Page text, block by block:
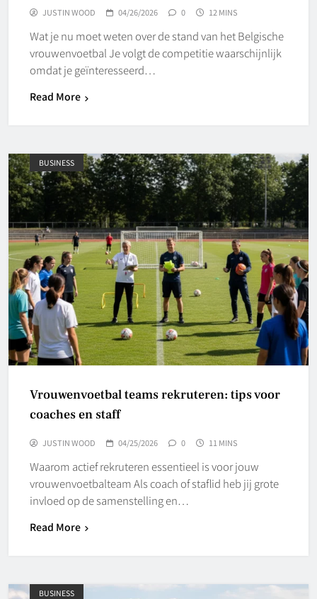
JUSTIN WOOD 04/26/2026 0 12 MINS
Wat je nu moet weten over de stand van het Belgische
vrouwenvoetbal Je volgt de competitie waarschijnlijk
omdat je geïnteresseerd…
Read More
BUSINESS
Vrouwenvoetbal teams rekruteren: tips voor
coaches en staff
JUSTIN WOOD 04/25/2026 0 11 MINS
Waarom actief rekruteren essentieel is voor jouw
vrouwenvoetbalteam Als coach of staflid heb jij grote
invloed op de samenstelling en…
Read More
BUSINESS